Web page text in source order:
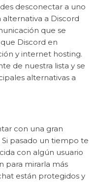
desconectar a uno
alternativa a Discord
que se
Discord en
y internet hosting.
de nuestra lista y se
alternativas a
con una gran
pasado un tiempo te
con algún usuario
para mirarla más
están protegidos y